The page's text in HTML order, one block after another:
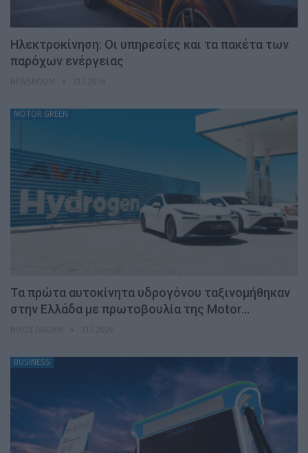
Ηλεκτροκίνηση: Οι υπηρεσίες και τα πακέτα των
παρόχων ενέργειας
MOTOR GREEN
Τα πρώτα αυτοκίνητα υδρογόνου ταξινομήθηκαν
στην Ελλάδα με πρωτοβουλία της Motor…
BUSINESS